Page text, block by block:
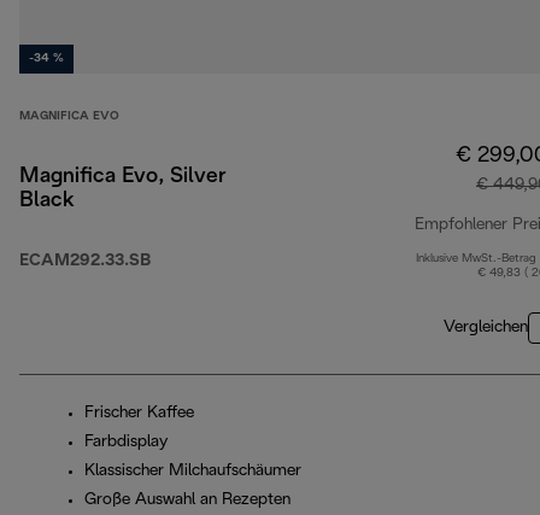
-34 %
MAGNIFICA EVO
Magnifica Evo, Silver
Black
ECAM292.33.SB
€
€
Empfohlener
Inklusive MwSt.-Betrag
€ 49,83 (
Vergleichen
Frischer Kaffee
Farbdisplay
Klassischer Milchaufschäumer
Große Auswahl an Rezepten